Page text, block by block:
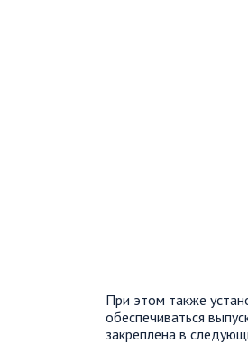
При этом также
обеспечиваться
закреплена в